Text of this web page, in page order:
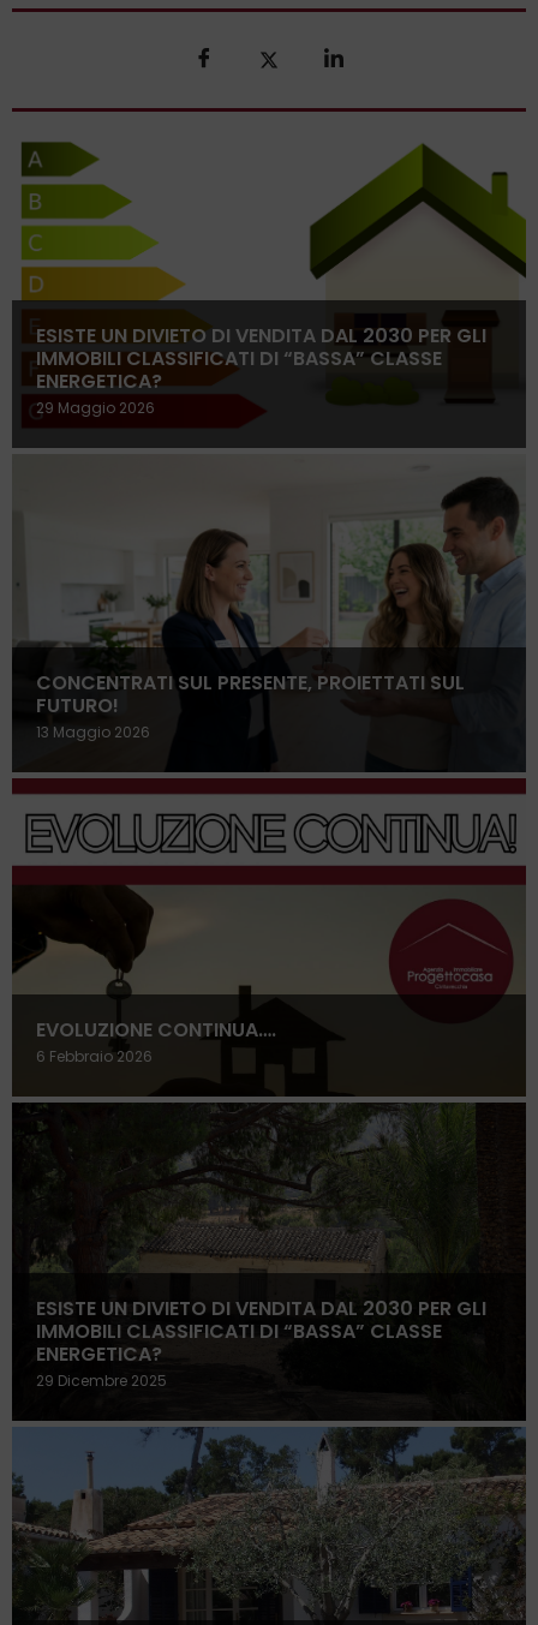
ESISTE UN DIVIETO DI VENDITA DAL 2030 PER GLI
IMMOBILI CLASSIFICATI DI “BASSA” CLASSE
ENERGETICA?
29 Maggio 2026
CONCENTRATI SUL PRESENTE, PROIETTATI SUL
FUTURO!
13 Maggio 2026
EVOLUZIONE CONTINUA….
6 Febbraio 2026
ESISTE UN DIVIETO DI VENDITA DAL 2030 PER GLI
IMMOBILI CLASSIFICATI DI “BASSA” CLASSE
ENERGETICA?
29 Dicembre 2025